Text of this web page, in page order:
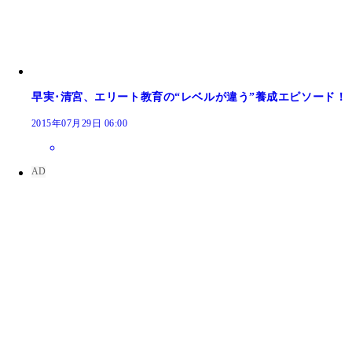
早実･清宮、エリート教育の“レベルが違う”養成エピソード！
2015年07月29日 06:00